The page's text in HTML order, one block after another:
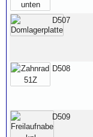
D507
D508
D509